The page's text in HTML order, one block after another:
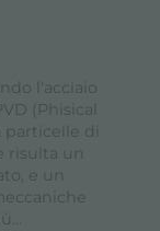
l'acciaio
(Phisical
di
risulta un
e un
...